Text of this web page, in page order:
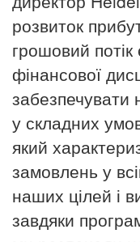
розвиток
грошовий
фінансової
забезпечувати
у складних
який
замовлень у
наших цілей і
завдяки